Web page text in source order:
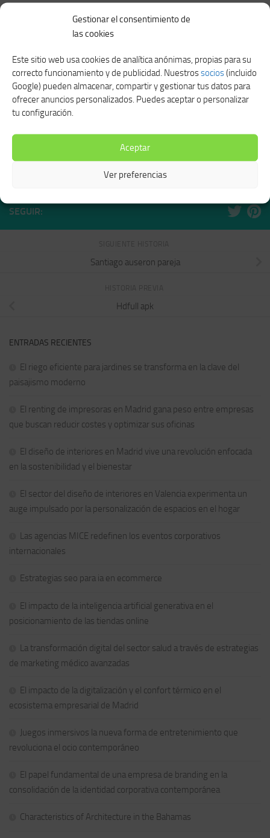
Gestionar el consentimiento de
las cookies
Este sitio web usa cookies de analítica anónimas, propias para su
correcto funcionamiento y de publicidad. Nuestrossocios(incluido
Google) pueden almacenar, compartir y gestionar tus datos para
ofrecer anuncios personalizados. Puedes aceptar o personalizar
tu configuración.
Aceptar
Ver preferencias
TAMBIÉN TE PODRÍA GUSTAR...
El sicario de dios segunda
SEGUIR:
Santiago auseron pareja
Hdfull apk
ENTRADAS RECIENTES
El riego eficiente para jardines se transforma en la clave del
paisajismo moderno
El renting de impresoras en Madrid gana peso entre empresas
que buscan reducir costes y optimizar sus oficinas
El diseño de interiores en Madrid vive una revolución enfocada
en la sostenibilidad y el bienestar
El sector del diseño de interiores en Valencia experimenta un
auge impulsado por la personalización de espacios en el hogar
Las agencias MICE redefinen los eventos corporativos
internacionales
Estrategias seo para ia en ecommerce
El impacto de la inteligencia artificial generativa en el
posicionamiento de las tiendas online
La transformación digital del sector salud a través de estrategias
de marketing médico avanzadas
El impacto de la digitalización y el confort térmico en el
ecosistema empresarial de Madrid
Juegos inmersivos la nueva forma de entretenimiento que
revoluciona el ocio contemporáneo
El papel fundamental de una empresa de branding en la
consolidación de la identidad corporativa contemporánea
Characteristics of Architecture in the Bahamas